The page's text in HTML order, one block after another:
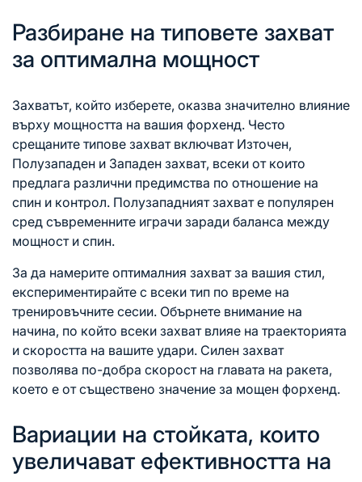
Разбиране на типовете захват
за оптимална мощност
Захватът, който изберете, оказва значително влияние
върху мощността на вашия форхенд. Често
срещаните типове захват включват Източен,
Полузападен и Западен захват, всеки от които
предлага различни предимства по отношение на
спин и контрол. Полузападният захват е популярен
сред съвременните играчи заради баланса между
мощност и спин.
За да намерите оптималния захват за вашия стил,
експериментирайте с всеки тип по време на
тренировъчните сесии. Обърнете внимание на
начина, по който всеки захват влияе на траекторията
и скоростта на вашите удари. Силен захват
позволява по-добра скорост на главата на ракета,
което е от съществено значение за мощен форхенд.
Вариации на стойката, които
увеличават ефективността на